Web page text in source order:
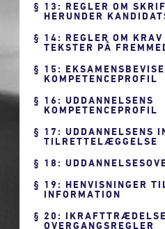
13: REGLER OM
HERUNDER
14: REGLER OM
TEKSTER PÅ
15:
KOMPETENCEPROFIL
16: UDDANNELSENS
KOMPETENCEPROFIL
17: UDDANNELSENS
TILRETTELÆGGELSE
18:
19: HENVISNINGER
INFORMATION
20:
OVERGANGSREGLER